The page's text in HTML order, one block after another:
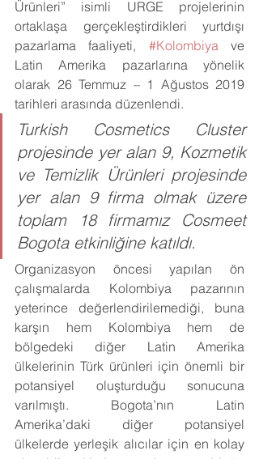
Ürünleri” isimli URGE projelerinin
ortaklaşa gerçekleştirdikleri yurtdışı
pazarlama faaliyeti, #Kolombiya ve
Latin Amerika pazarlarına yönelik
olarak 26 Temmuz – 1 Ağustos 2019
tarihleri arasında düzenlendi.
Turkish Cosmetics Cluster
projesinde yer alan 9, Kozmetik
ve Temizlik Ürünleri projesinde
yer alan 9 firma olmak üzere
toplam 18 firmamız Cosmeet
Bogota etkinliğine katıldı.
Organizasyon öncesi yapılan ön
çalışmalarda Kolombiya pazarının
yeterince değerlendirilemediği, buna
karşın hem Kolombiya hem de
bölgedeki diğer Latin Amerika
ülkelerinin Türk ürünleri için önemli bir
potansiyel oluşturduğu sonucuna
varılmıştı. Bogota’nın Latin
Amerika’daki diğer potansiyel
ülkelerde yerleşik alıcılar için en kolay